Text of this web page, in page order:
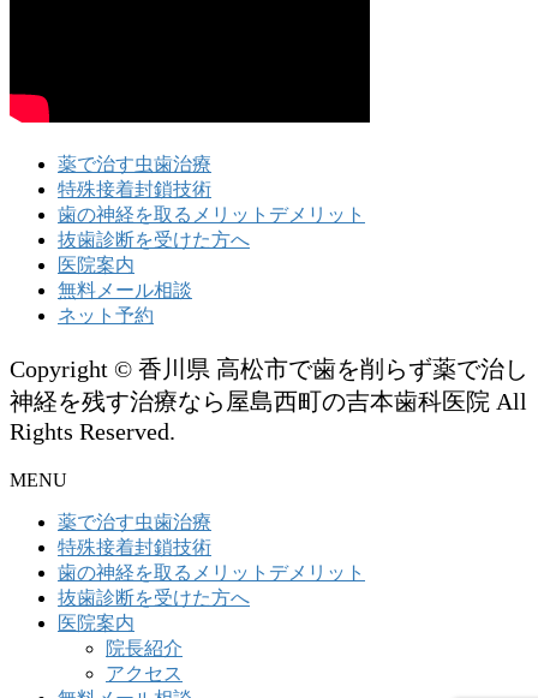
薬で治す虫歯治療
特殊接着封鎖技術
歯の神経を取るメリットデメリット
抜歯診断を受けた方へ
医院案内
無料メール相談
ネット予約
Copyright © 香川県 高松市で歯を削らず薬で治し
神経を残す治療なら屋島西町の吉本歯科医院 All
Rights Reserved.
MENU
薬で治す虫歯治療
特殊接着封鎖技術
歯の神経を取るメリットデメリット
抜歯診断を受けた方へ
医院案内
院長紹介
アクセス